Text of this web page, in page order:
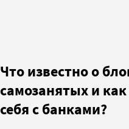
Что известно о
самозанятых и
себя с банками?